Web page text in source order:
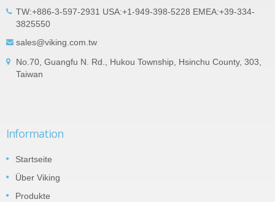
TW:+886-3-597-2931 USA:+1-949-398-5228 EMEA:+39-334-
3825550
sales@viking.com.tw
No.70, Guangfu N. Rd., Hukou Township, Hsinchu County, 303,
Taiwan
Information
Startseite
Über Viking
Produkte